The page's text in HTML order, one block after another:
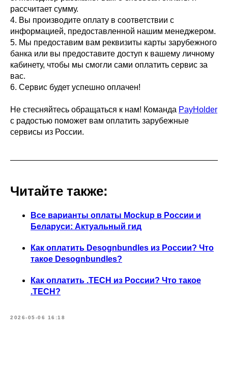
рассчитает сумму.
4. Вы производите оплату в соответствии с
информацией, предоставленной нашим менеджером.
5. Мы предоставим вам реквизиты карты зарубежного
банка или вы предоставите доступ к вашему личному
кабинету, чтобы мы смогли сами оплатить сервис за
вас.
6. Сервис будет успешно оплачен!
Не стесняйтесь обращаться к нам! Команда PayHolder
с радостью поможет вам оплатить зарубежные
сервисы из России.
Читайте также:
Все варианты оплаты Mockup в России и
Беларуси: Актуальный гид
Как оплатить Desognbundles из России? Что
такое Desognbundles?
Как оплатить .TECH из России? Что такое
.TECH?
2026-05-06 16:18